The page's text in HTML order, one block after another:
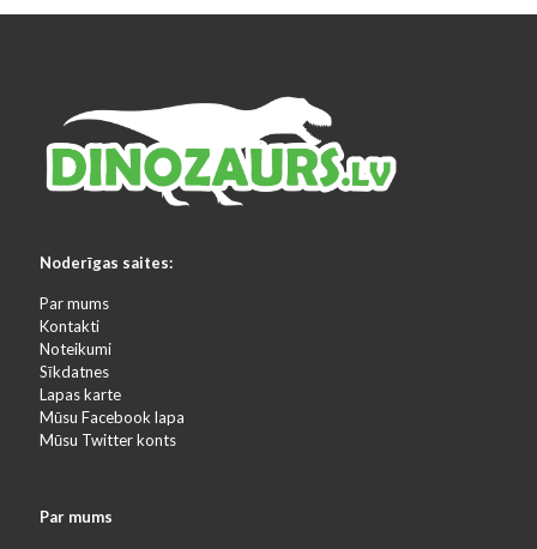
Noderīgas saites:
Par mums
Kontakti
Noteikumi
Sīkdatnes
Lapas karte
Mūsu Facebook lapa
Mūsu Twitter konts
Par mums